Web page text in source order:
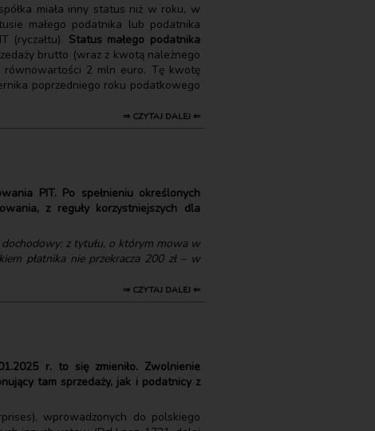
miała inny status niż w roku, w
małego podatnika lub podatnika
(ryczałtu). Status małego podatnika
brutto (wraz z kwotą należnego
równowartości 2 mln euro. Tę kwotę
poprzedniego roku podatkowego
⇒ CZYTAJ DALEJ ⇐
PIT. Po spełnieniu określonych
z reguły korzystniejszych dla
z tytułu, o którym mowa w
płatnika nie przekracza 200 zł – w
⇒ CZYTAJ DALEJ ⇐
r. to się zmieniło. Zwolnienie
tam sprzedaży, jak i podatnicy z
wprowadzonych do polskiego